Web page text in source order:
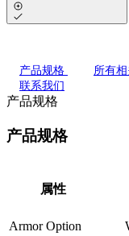
产品规格 所有
联系我们
产品规格
产品规格
属性
Armor Option